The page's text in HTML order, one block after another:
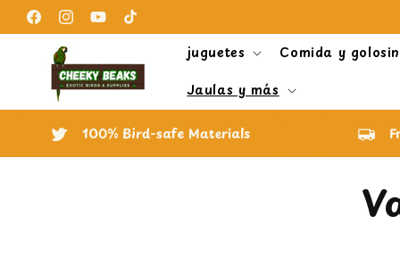
directamente
al contenido
FacebookInstagram
YouTubeTikTok
juguetes Comida y
Jaulas y más
100% Bird-safe Materials
C